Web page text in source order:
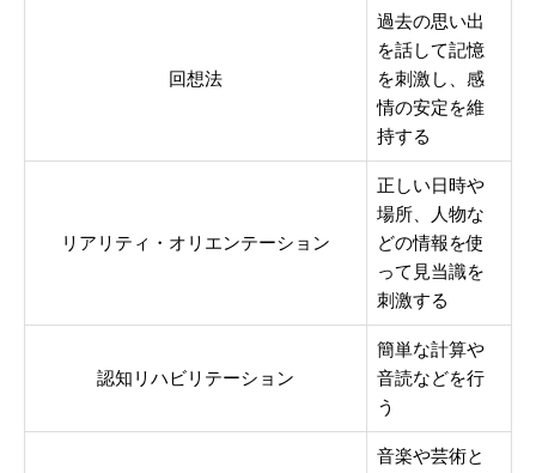
回想法
過去の思い出
を話して記憶
を刺激し、感
情の安定を維
持する
リアリティ・オリエンテーション
正しい日時や
場所、人物な
どの情報を使
って見当識を
刺激する
認知リハビリテーション
簡単な計算や
音読などを行
う
音楽や芸術と